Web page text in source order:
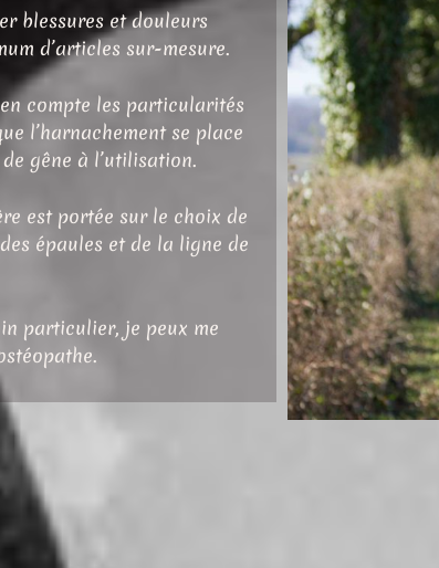
blessures et douleurs
d’articles sur-mesure.
compte les particularités
l’harnachement se place
gêne à l’utilisation.
est portée sur le choix de
épaules et de la ligne de
particulier, je peux me